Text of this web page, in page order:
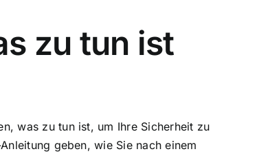
zu tun ist
was zu tun ist, um Ihre Sicherheit zu
geben, wie Sie nach einem